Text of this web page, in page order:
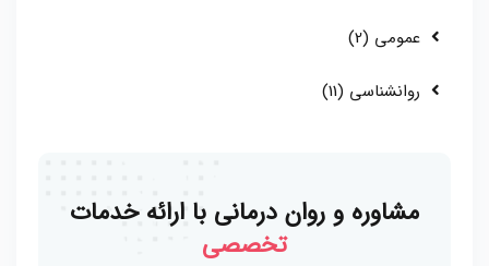
عمومی (2)
روانشناسی (11)
مشاوره و روان درمانی با ارائه خدمات
تخصصی